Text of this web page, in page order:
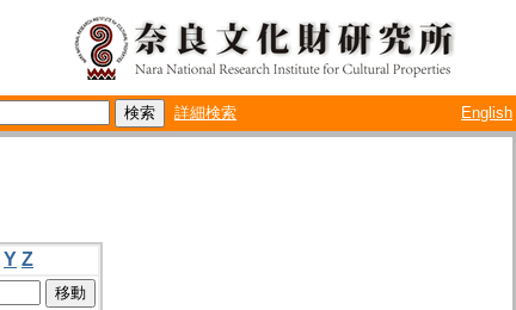
詳細検索 English
Y Z